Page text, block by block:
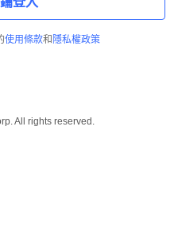
使用條款和 隱私權政策
All rights reserved.